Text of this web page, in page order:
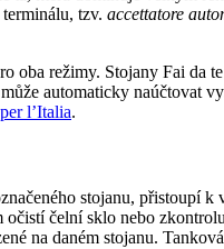
tzv. accettatore
režimy. Stojany Fai da
automaticky naúčtovat
l’Italia.
stojanu, přistoupí
čelní sklo nebo
na daném stojanu.